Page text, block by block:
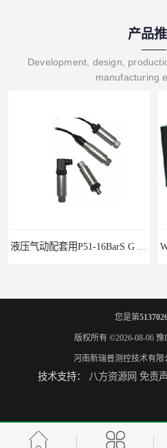
产品
Development, design,
manufacturing
水泥厂用DG1300-PJ-1-2-40/AA2N压力变送器
您是第
版权所有 ©2026-08-06 豫
河南新瑞普测控技术有限
技术支持： 八方资源网 免责